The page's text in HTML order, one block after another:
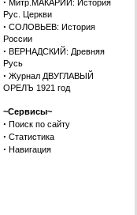
Митр.МАКАРИЙ: История
Рус. Церкви
· СОЛОВЬЕВ: История
России
· ВЕРНАДСКИЙ: Древняя
Русь
· Журнал ДВУГЛАВЫЙ
ОРЕЛЪ 1921 год
~Сервисы~
· Поиск по сайту
· Статистика
· Навигация